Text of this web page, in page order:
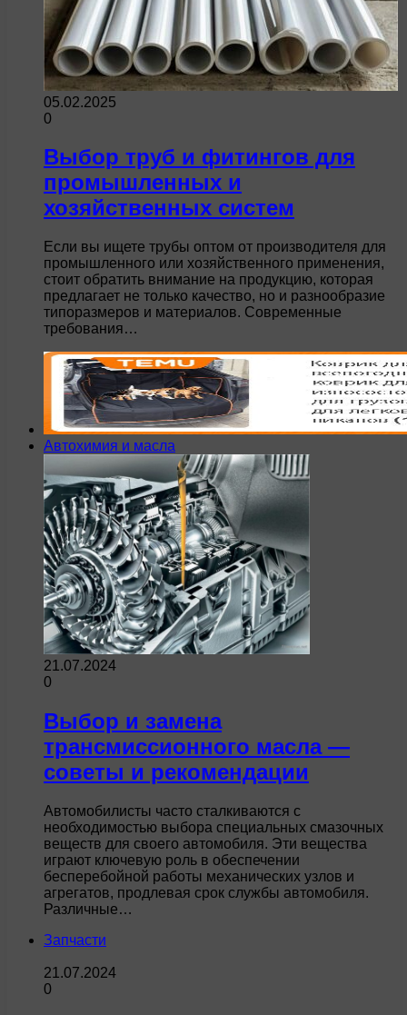
05.02.2025
0
Выбор труб и фитингов для
промышленных и
хозяйственных систем
Если вы ищете трубы оптом от производителя для
промышленного или хозяйственного применения,
стоит обратить внимание на продукцию, которая
предлагает не только качество, но и разнообразие
типоразмеров и материалов. Современные
требования…
Автохимия и масла
21.07.2024
0
Выбор и замена
трансмиссионного масла —
советы и рекомендации
Автомобилисты часто сталкиваются с
необходимостью выбора специальных смазочных
веществ для своего автомобиля. Эти вещества
играют ключевую роль в обеспечении
бесперебойной работы механических узлов и
агрегатов, продлевая срок службы автомобиля.
Различные…
Запчасти
21.07.2024
0